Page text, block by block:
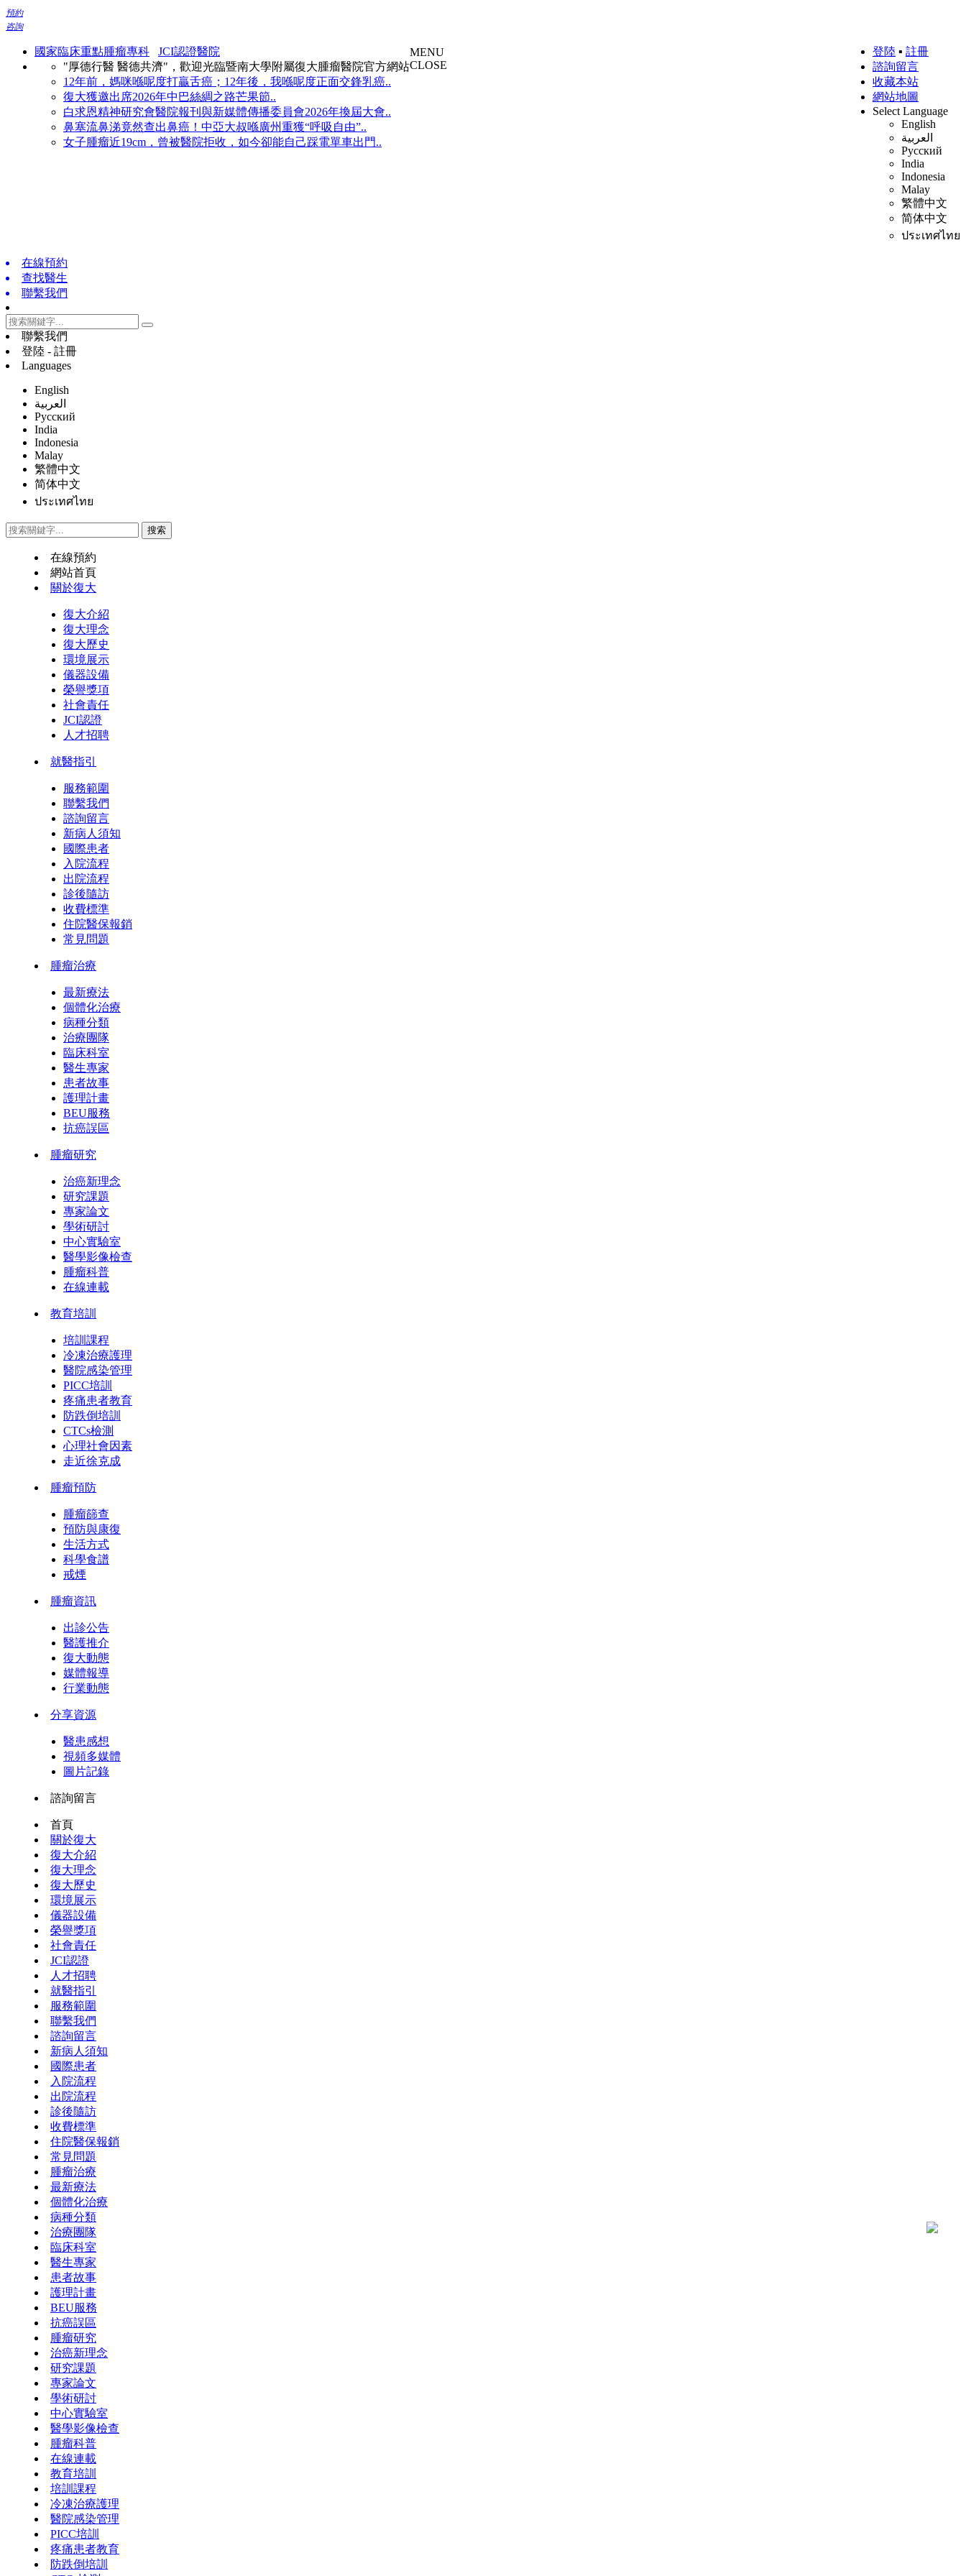
預約
咨詢
國家臨床重點腫瘤專科
JCI認證醫院
"厚德行醫 醫德共濟"，歡迎光臨暨南大學附屬復大腫瘤醫院官方網站
12年前，媽咪喺呢度打贏舌癌；12年後，我喺呢度正面交鋒乳癌..
復大獲邀出席2026年中巴絲綢之路芒果節..
白求恩精神研究會醫院報刊與新媒體傳播委員會2026年換屆大會..
鼻塞流鼻涕竟然查出鼻癌！中亞大叔喺廣州重獲“呼吸自由”..
女子腫瘤近19cm，曾被醫院拒收，如今卻能自己踩電單車出門..
登陸 ▪ 註冊
諮詢留言
收藏本站
網站地圖
Select Language
English
العربية
Русский
India
Indonesia
Malay
繁體中文
简体中文
ประเทศไทย
MENU
CLOSE
在線預約
查找醫生
聯繫我們
聯繫我們
登陸 - 註冊
Languages
English
العربية
Русский
India
Indonesia
Malay
繁體中文
简体中文
ประเทศไทย
在線預約
網站首頁
關於復大
復大介紹
復大理念
復大歷史
環境展示
儀器設備
榮譽獎項
社會責任
JCI認證
人才招聘
就醫指引
服務範圍
聯繫我們
諮詢留言
新病人須知
國際患者
入院流程
出院流程
診後隨訪
收費標準
住院醫保報銷
常見問題
腫瘤治療
最新療法
個體化治療
病種分類
治療團隊
臨床科室
醫生專家
患者故事
護理計畫
BEU服務
抗癌誤區
腫瘤研究
治癌新理念
研究課題
專家論文
學術研討
中心實驗室
醫學影像檢查
腫瘤科普
在線連載
教育培訓
培訓課程
冷凍治療護理
醫院感染管理
PICC培訓
疼痛患者教育
防跌倒培訓
CTCs檢測
心理社會因素
走近徐克成
腫瘤預防
腫瘤篩查
預防與康復
生活方式
科學食譜
戒煙
腫瘤資訊
出診公告
醫護推介
復大動態
媒體報導
行業動態
分享資源
醫患感想
視頻多媒體
圖片記錄
諮詢留言
首頁
關於復大
復大介紹
復大理念
復大歷史
環境展示
儀器設備
榮譽獎項
社會責任
JCI認證
人才招聘
就醫指引
服務範圍
聯繫我們
諮詢留言
新病人須知
國際患者
入院流程
出院流程
診後隨訪
收費標準
住院醫保報銷
常見問題
腫瘤治療
最新療法
個體化治療
病種分類
治療團隊
臨床科室
醫生專家
患者故事
護理計畫
BEU服務
抗癌誤區
腫瘤研究
治癌新理念
研究課題
專家論文
學術研討
中心實驗室
醫學影像檢查
腫瘤科普
在線連載
教育培訓
培訓課程
冷凍治療護理
醫院感染管理
PICC培訓
疼痛患者教育
防跌倒培訓